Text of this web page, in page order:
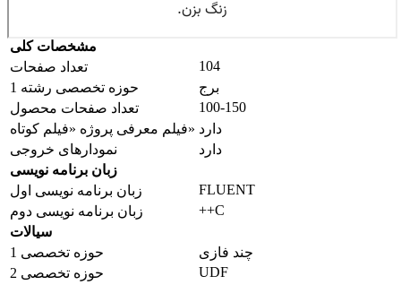
مشخصات کلی
تعداد صفحات
104
حوزه تخصصی رشته 1
برج
تعداد صفحات محصول
100-150
فیلم معرفی پروژه «فیلم کوتاه» دارد
نمودارهای خروجی
دارد
زبان برنامه نویسی
زبان برنامه نویسی اول
FLUENT
زبان برنامه نویسی دوم
++C
سیالات
حوزه تخصصی 1
چند فازی
حوزه تخصصی 2
UDF